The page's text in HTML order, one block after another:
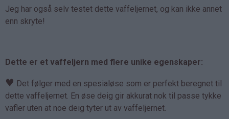
Jeg har også selv testet dette vaffeljernet, og kan ikke annet
enn skryte!
Dette er et vaffeljern med flere unike egenskaper:
♥ Det følger med en spesialøse som er perfekt beregnet til
dette vaffeljernet. En øse deig gir akkurat nok til passe tykke
vafler uten at noe deig tyter ut av vaffeljernet.